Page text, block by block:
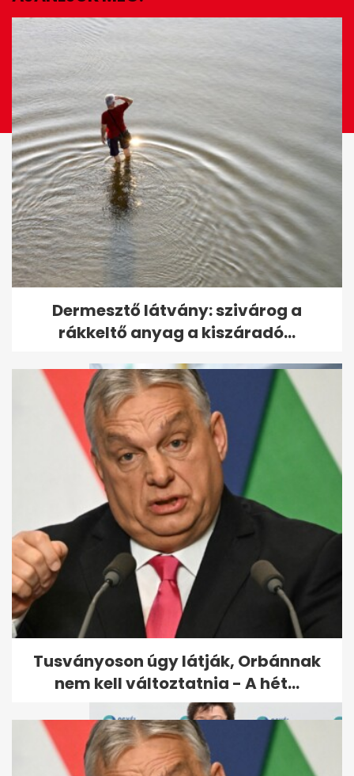
EZ IS ÉRDEKELHET
Orrspray-kisokos: mikor
melyiket válaszd?
Magyarok millióit érintette:
ezért nem lehetett kiváltani
az...
Dermesztő látvány: szivárog a
rákkeltő anyag a kiszáradó...
Tusványoson úgy látják, Orbánnak
nem kell változtatnia - A hét...